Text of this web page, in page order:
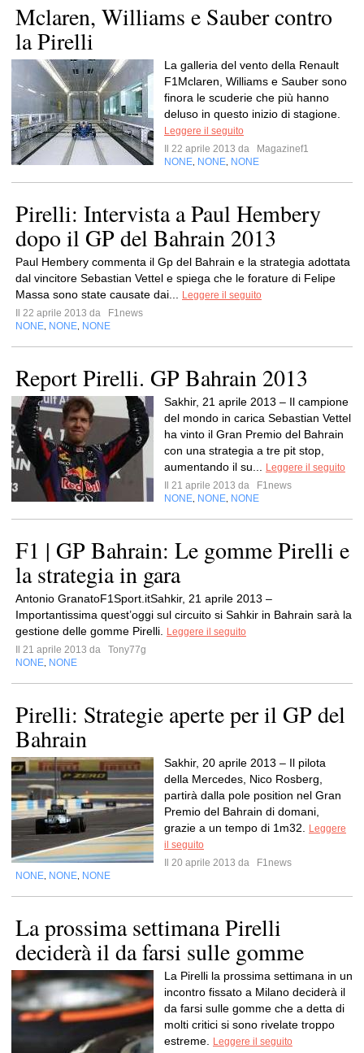
Mclaren, Williams e Sauber contro
la Pirelli
La galleria del vento della Renault
F1Mclaren, Williams e Sauber sono
finora le scuderie che più hanno
deluso in questo inizio di stagione.
Leggere il seguito
Il 22 aprile 2013 da
Magazinef1
NONE NONE NONE
Pirelli: Intervista a Paul Hembery
dopo il GP del Bahrain 2013
Paul Hembery commenta il Gp del Bahrain e la strategia adottata
dal vincitore Sebastian Vettel e spiega che le forature di Felipe
Massa sono state causate dai...
Leggere il seguito
Il 22 aprile 2013 da
F1news
NONE NONE NONE
Report Pirelli. GP Bahrain 2013
Sakhir, 21 aprile 2013 – Il campione
del mondo in carica Sebastian Vettel
ha vinto il Gran Premio del Bahrain
con una strategia a tre pit stop,
aumentando il su...
Leggere il seguito
Il 21 aprile 2013 da
F1news
NONE NONE NONE
F1 | GP Bahrain: Le gomme Pirelli e
la strategia in gara
Antonio GranatoF1Sport.itSahkir, 21 aprile 2013 –
Importantissima quest’oggi sul circuito si Sahkir in Bahrain sarà la
gestione delle gomme Pirelli.
Leggere il seguito
Il 21 aprile 2013 da
Tony77g
NONE NONE
Pirelli: Strategie aperte per il GP del
Bahrain
Sakhir, 20 aprile 2013 – Il pilota
della Mercedes, Nico Rosberg,
partirà dalla pole position nel Gran
Premio del Bahrain di domani,
grazie a un tempo di 1m32.
Leggere
il seguito
Il 20 aprile 2013 da
F1news
NONE NONE NONE
La prossima settimana Pirelli
deciderà il da farsi sulle gomme
La Pirelli la prossima settimana in un
incontro fissato a Milano deciderà il
da farsi sulle gomme che a detta di
molti critici si sono rivelate troppo
estreme.
Leggere il seguito